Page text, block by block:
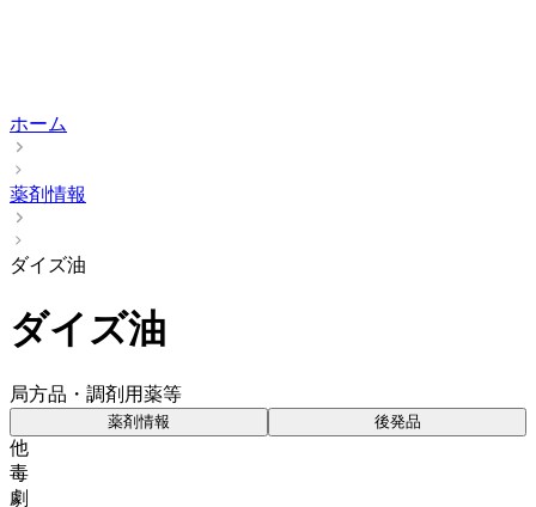
ホーム
薬剤情報
ダイズ油
ダイズ油
局方品・調剤用薬等
薬剤情報 後発品
他
毒
劇